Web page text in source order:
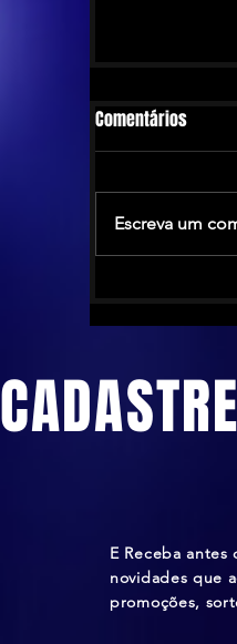
2026
Comentários
Escreva um
E Receba
novidades que
promoções,